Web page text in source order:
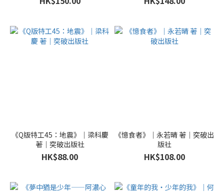
《Q版特工45：地震》｜梁科慶
著｜突破出版社
HK$88.00
《憶食者》｜永若晴 著｜突破出
版社
HK$108.00